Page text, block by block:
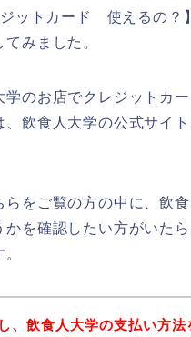
ジットカード 使えるの
みました。
学のお店でクレジットカ
、飲食人大学の公式サイ
らをご覧の方の中に、飲
かを確認したい方がいた
、飲食人大学の支払い方